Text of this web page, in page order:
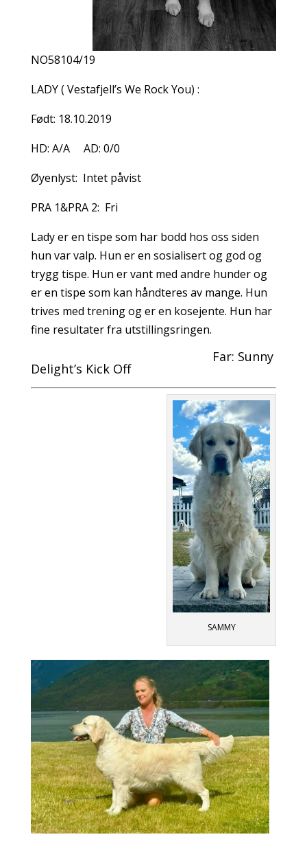
NO58104/19
LADY ( Vestafjell’s We Rock You) :
Født: 18.10.2019
HD: A/A AD: 0/0
Øyenlyst: Intet påvist
PRA 1&PRA 2: Fri
Lady er en tispe som har bodd hos oss siden
hun var valp. Hun er en sosialisert og god og
trygg tispe. Hun er vant med andre hunder og
er en tispe som kan håndteres av mange. Hun
trives med trening og er en kosejente. Hun har
fine resultater fra utstillingsringen.
Far: Sunny
Delight’s Kick Off
SAMMY